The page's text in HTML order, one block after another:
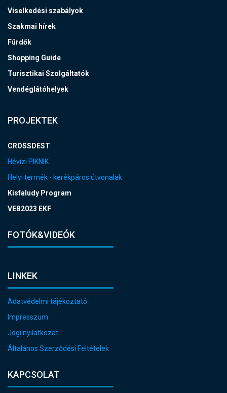
Viselkedési szabályok
Szakmai hírek
Fürdők
Shopping Guide
Turisztikai Szolgáltatók
Vendéglátóhelyek
PROJEKTEK
CROSSDEST
Hévízi PIKNIK
Helyi termék - kerékpáros útvonalak
Kisfaludy Program
VEB2023 EKF
FOTÓK&VIDEÓK
LINKEK
Adatvédelmi tájékoztató
Impresszum
Jogi nyilatkozat
Általános Szerződési Feltételek
KAPCSOLAT